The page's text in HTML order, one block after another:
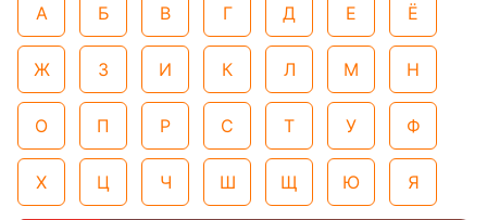
А Б В Г Д Е Ё
Ж З И К Л М Н
О П Р С Т У Ф
Х Ц Ч Ш Щ Ю Я